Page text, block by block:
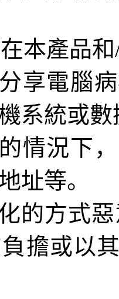
本產品和
享電腦
系統或
情況下
址等。
的方式
擔或以